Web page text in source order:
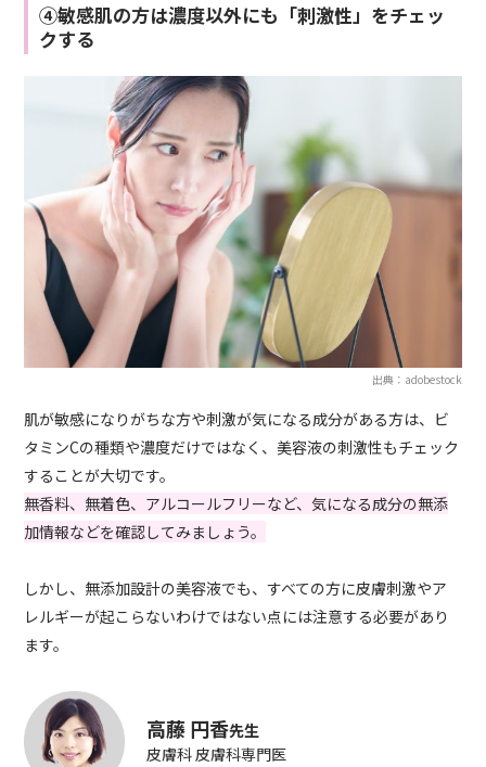
④敏感肌の方は濃度以外にも「刺激性」をチェッ
クする
出典：adobestock
肌が敏感になりがちな方や刺激が気になる成分がある方は、ビ
タミンCの種類や濃度だけではなく、美容液の刺激性もチェック
することが大切です。
無香料、無着色、アルコールフリーなど、気になる成分の無添
加情報などを確認してみましょう。
しかし、無添加設計の美容液でも、すべての方に皮膚刺激やア
レルギーが起こらないわけではない点には注意する必要があり
ます。
高藤 円香先生
皮膚科 皮膚科専門医